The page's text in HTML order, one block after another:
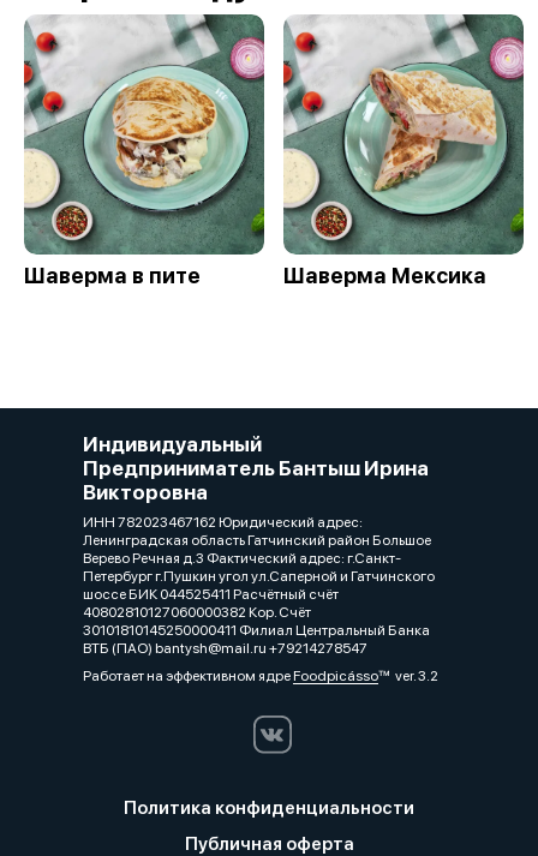
Шаверма в пите Шаверма Мексика
Индивидуальный
Предприниматель Бантыш Ирина
Викторовна
ИНН 782023467162 Юридический адрес:
Ленинградская область Гатчинский район Большое
Верево Речная д.3 Фактический адрес: г.Санкт-
Петербург г.Пушкин угол ул.Саперной и Гатчинского
шоссе БИК 044525411 Расчётный счёт
40802810127060000382 Кор. Счёт
30101810145250000411 Филиал Центральный Банка
ВТБ (ПАО) bantysh@mail.ru +79214278547
Работает на эффективном ядреFoodpicássover. 3.2
Политика конфиденциальности
Публичная оферта